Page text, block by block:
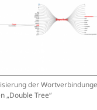
der
„Double Tree“